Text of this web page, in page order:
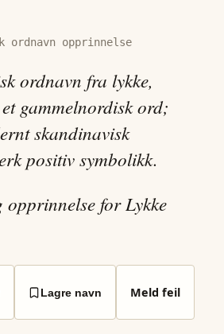
ordnavn opprinnelse
ordnavn fra lykke,
gammelnordisk ord;
skandinavisk
positiv symbolikk.
opprinnelse for Lykke
Lagre navn Meld feil